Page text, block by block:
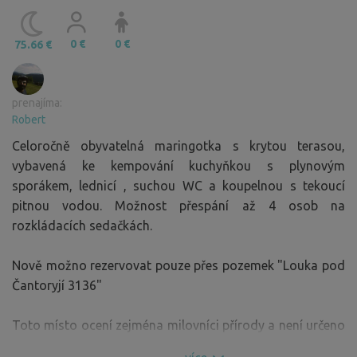
75.66 € 0 € 0 €
prenajíma:
Robert
Celoročně obyvatelná maringotka s krytou terasou,
vybavená ke kempování kuchyňkou s plynovým
sporákem, lednicí , suchou WC a koupelnou s tekoucí
pitnou vodou. Možnost přespání až 4 osob na
rozkládacích sedačkách.
Nově možno rezervovat pouze přes pozemek "Louka pod
Čantoryjí 3136"
Toto místo ocení zejména milovníci přírody a není určeno